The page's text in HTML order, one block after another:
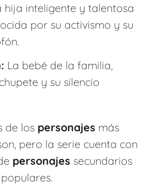
hija inteligente y talentosa
por su activismo y su
La bebé de la familia,
y su silencio
de los personajes más
pero la serie cuenta con
personajes secundarios